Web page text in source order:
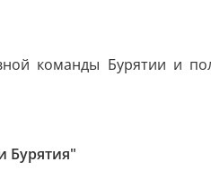
команды Бурятии и
Бурятия"